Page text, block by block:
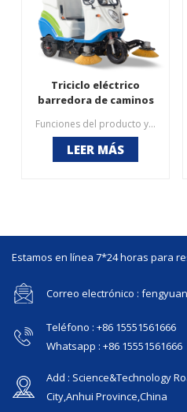
Triciclo eléctrico
barredora de caminos
Funciones del producto y puntos de sujeción 1. El polvo, la arena, la piedra, las hojas, las ramas, los sólidos suspendidos, las botellas de cigarrillos y bebidas, los pernos y las tuercas y el sistema de rociadores se pueden limpiar para evitar el polvo;2. Equipado con una interfaz de suministro de agua contra incendios, la velocidad del suministro de agua es rápida y la lucha contra incendios municipal a lo largo de la carretera se puede utilizar en cualquier momento;3. Está equipado con un ventilador eléctrico tipo techo, que puede girar hacia la izquierda y hacia la derecha, hacia adelante y hacia atrás, y está equipado con un dispositivo de arranque y parada sin alimentación;4. Diseño humanizado, banco de trabajo de operación fácil de entender.
LEER MÁS
Estamos en línea 7*24 horas para
Correo electrónico :
Teléfono : +86 15551561666
Whatsapp : +86 15551561666
Add : Science&Technology
City,Anhui Province,China